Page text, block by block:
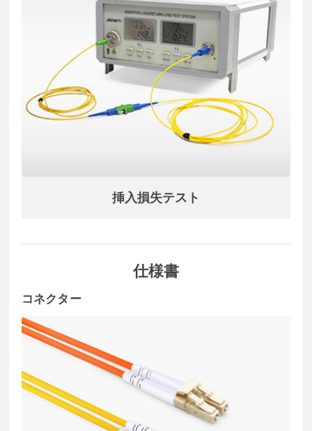
挿入損失テスト
仕様書
コネクター